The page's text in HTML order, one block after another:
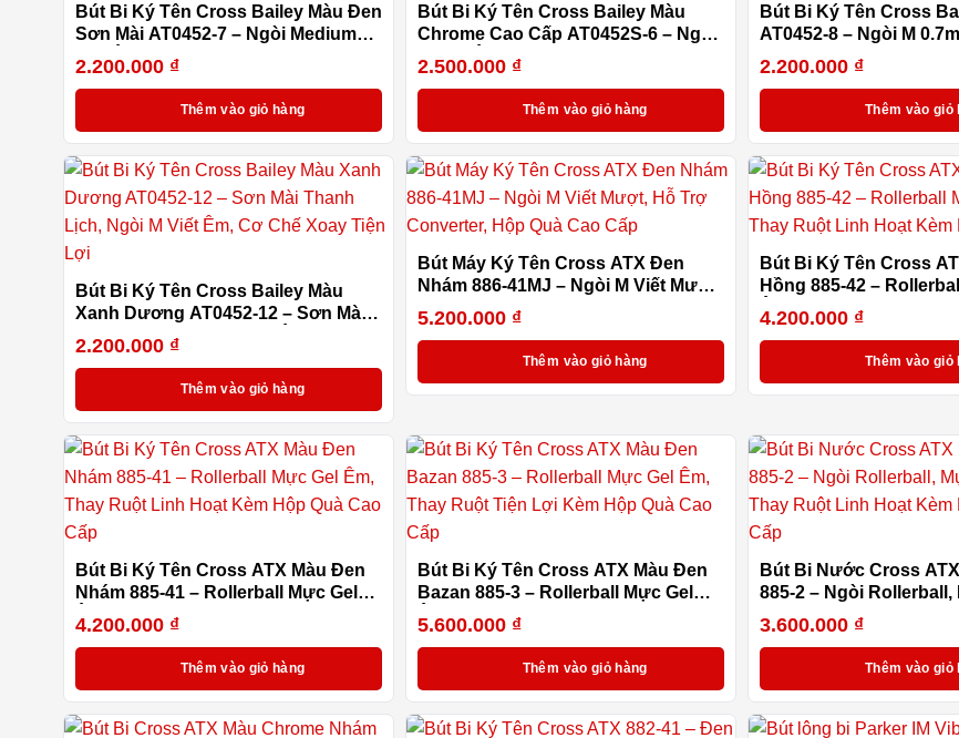
Bút Bi Ký Tên Cross Bailey Màu Đen
Sơn Mài AT0452-7 – Ngòi Medium
Viết Êm, Cơ Chế Xoay Tiện Lợi,
Thay Refill Dễ Dàng Kèm Hộp
2.200.000 ₫
Thêm vào giỏ hàng
Bút Bi Ký Tên Cross Bailey Màu
Chrome Cao Cấp AT0452S-6 – Ngòi
M Viết Êm, Cơ Chế Xoay Tiện Lợi,
Thay Refill Dễ Dàng Kèm Hộp
2.500.000 ₫
Thêm vào giỏ hàng
Bút Bi Ký Tên Cross
AT0452-8 – Ngòi M
Cơ Chế Xoay Tiện Lợi,
Dễ Dàng Kèm Hộp
2.200.000 ₫
Thêm vào giỏ
Bút Bi Ký Tên Cross Bailey Màu
Xanh Dương AT0452-12 – Sơn Mài
Thanh Lịch, Ngòi M Viết Êm, Cơ Chế
Xoay Tiện Lợi
2.200.000 ₫
Thêm vào giỏ hàng
Bút Máy Ký Tên Cross ATX Đen
Nhám 886-41MJ – Ngòi M Viết Mượt,
Hỗ Trợ Converter, Hộp Quà Cao Cấp
5.200.000 ₫
Thêm vào giỏ hàng
Bút Bi Ký Tên Cross
Hồng 885-42 –
Êm, Thay Ruột Linh
Quà
4.200.000 ₫
Thêm vào giỏ
Bút Bi Ký Tên Cross ATX Màu Đen
Nhám 885-41 – Rollerball Mực Gel
Êm, Thay Ruột Linh Hoạt Kèm Hộp
Quà Cao Cấp
4.200.000 ₫
Thêm vào giỏ hàng
Bút Bi Ký Tên Cross ATX Màu Đen
Bazan 885-3 – Rollerball Mực Gel
Êm, Thay Ruột Tiện Lợi Kèm Hộp
Quà Cao Cấp
5.600.000 ₫
Thêm vào giỏ hàng
Bút Bi Nước Cross
885-2 – Ngòi Rollerball,
Đen, Thay Ruột Linh
Quà Cao Cấp
3.600.000 ₫
Thêm vào giỏ